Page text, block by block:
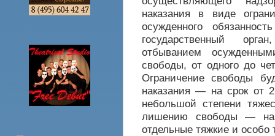
наказания в виде
осужденного
государственный
отбыванием
свободы, от одного до
Ограничение свободы
наказания — на срок от
небольшой степени
лишению свободы —
отдельные тяжкие и особо